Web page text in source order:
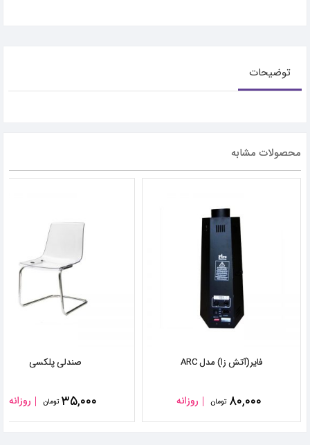
توضیحات
محصولات مشابه
فایر(آتش زا) مدل ARC
۸۰,۰۰۰ تومان روزانه
صندلی پلکسی
۳۵,۰۰۰ تومان روزانه